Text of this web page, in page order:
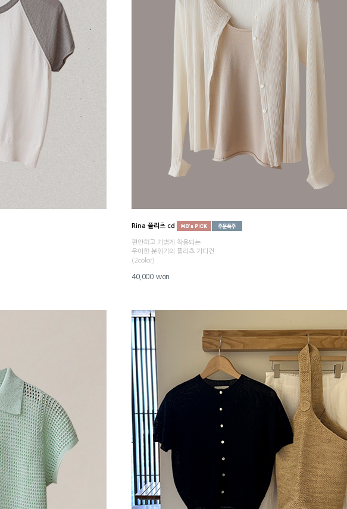
Rina 플리츠 cd
편안하고 가볍게 착용되는
우아한 분위기의 플리츠 가디건
(2color)
40,000 won